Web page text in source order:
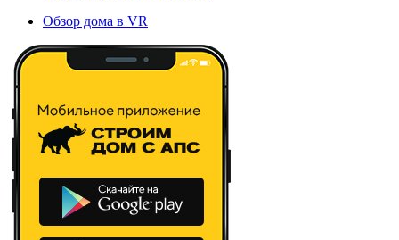
Обзор дома в VR